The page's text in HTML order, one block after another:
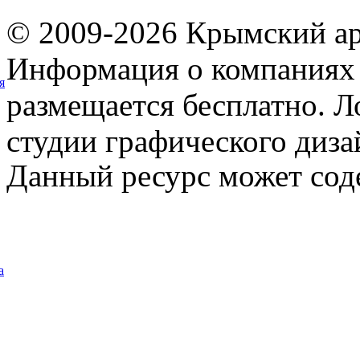
© 2009-2026 Крымский
Информация о компаниях
размещается бесплатно.
студии графического
Данный ресурс может